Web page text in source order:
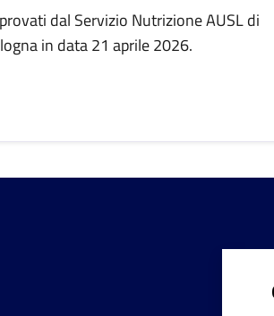
dal Servizio Nutrizione AUSL di
in data 21 aprile 2026.